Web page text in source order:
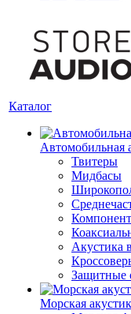
Каталог
Автомобильная
Твитеры
Мидбасы
Акустика
Защитные
Морская